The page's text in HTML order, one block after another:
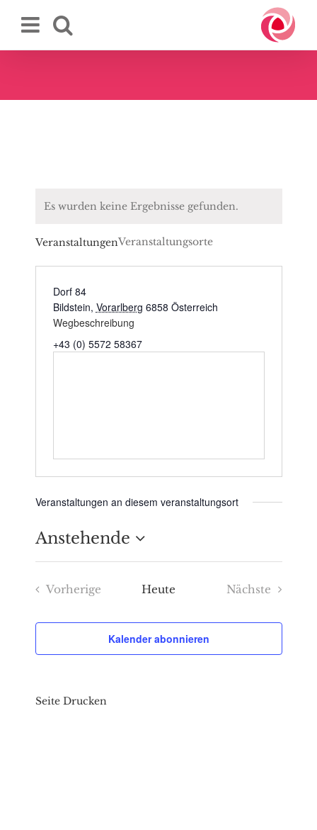
Inhalt
Es wurden keine Ergebnisse gefunden.
VeranstaltungenVeranstaltungsorte
Dorf 84
Bildstein, Vorarlberg 6858 Österreich
Wegbeschreibung
+43 (0) 5572 58367
Veranstaltungen an diesem veranstaltungsort
Anstehende
Datum
wählen.
Vorherige
Heute
Nächste
Kalender abonnieren
Seite Drucken